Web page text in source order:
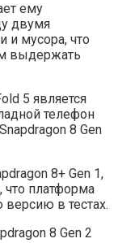
ему
двумя
и мусора, что
выдержать
5 является
телефон
8 Gen
8+ Gen 1,
что платформа
версию в тестах.
8 Gen 2